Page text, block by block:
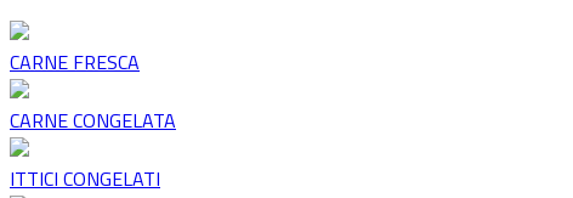
CARNE FRESCA
CARNE CONGELATA
ITTICI CONGELATI